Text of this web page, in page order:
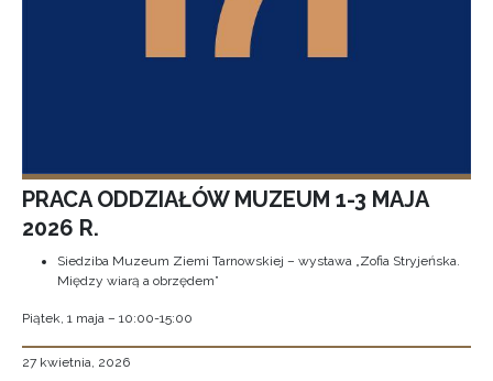
PRACA ODDZIAŁÓW MUZEUM 1-3 MAJA
2026 R.
Siedziba Muzeum Ziemi Tarnowskiej – wystawa „Zofia Stryjeńska.
Między wiarą a obrzędem”
Piątek, 1 maja – 10:00-15:00
27 kwietnia, 2026